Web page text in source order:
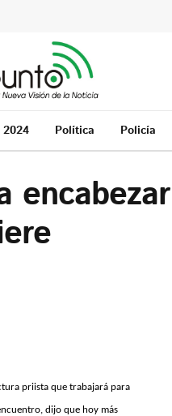
Política Policía
priista que trabajará para
dijo que hoy más